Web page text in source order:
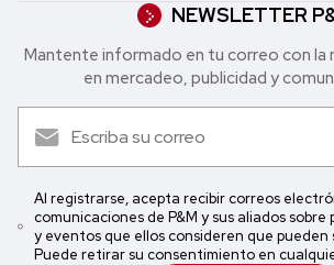
NEWSLETTER
Mantente informado en tu correo con la
en mercadeo, publicidad y
Al registrarse, acepta recibir correos
comunicaciones de P&M y sus aliados
y eventos que ellos consideren que pueden
Puede retirar su consentimiento en